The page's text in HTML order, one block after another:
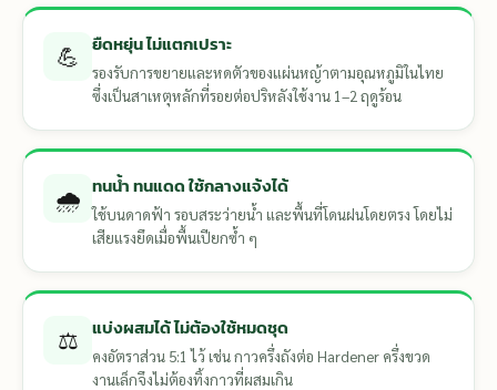
💪 ยืดหยุ่น ไม่แตกเปราะ
รองรับการขยายและหดตัวของแผ่นหญ้าตามอุณหภูมิในไทย
ซึ่งเป็นสาเหตุหลักที่รอยต่อปริหลังใช้งาน 1–2 ฤดูร้อน
🌧️ ทนน้ำ ทนแดด ใช้กลางแจ้งได้
ใช้บนดาดฟ้า รอบสระว่ายน้ำ และพื้นที่โดนฝนโดยตรง โดยไม่
เสียแรงยึดเมื่อพื้นเปียกซ้ำ ๆ
⚖️ แบ่งผสมได้ ไม่ต้องใช้หมดชุด
คงอัตราส่วน 5:1 ไว้ เช่น กาวครึ่งถังต่อ Hardener ครึ่งขวด
งานเล็กจึงไม่ต้องทิ้งกาวที่ผสมเกิน